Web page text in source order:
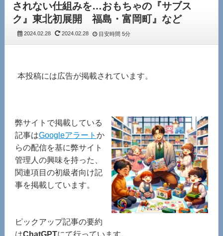
されない仕組みを…おもちゃの『サブス
ク』東北初展開 福島・富岡町』など
2024.02.28 2024.02.28 目安時間 5分
本投稿には広告が掲載されています。
弊サイトで掲載している
記事はGoogleアラート か
らの配信を基に弊サイト
管理人の興味を持った、
関連項目の初級者向け記
事を掲載しています。
ピックアップ記事の要約
はChatGPTにて行っています。